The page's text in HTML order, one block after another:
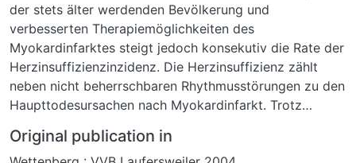
der stets älter werdenden Bevölkerung und
verbesserten Therapiemöglichkeiten des
Myokardinfarktes steigt jedoch konsekutiv die Rate der
Herzinsuffizienzinzidenz. Die Herzinsuffizienz zählt
neben nicht beherrschbaren Rhythmusstörungen zu den
Haupttodesursachen nach Myokardinfarkt. Trotz
stellt auch sie somit eines der bedeutendsten
Original publication in